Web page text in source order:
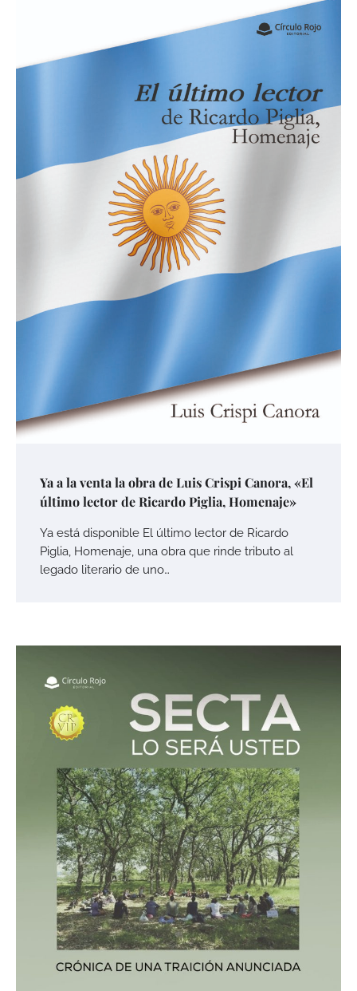
Ya a la venta la obra de Luis Crispi Canora, «El
último lector de Ricardo Piglia, Homenaje»
Ya está disponible El último lector de Ricardo
Piglia, Homenaje, una obra que rinde tributo al
legado literario de uno…